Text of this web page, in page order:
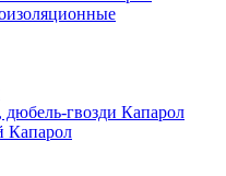
гвозди Капарол
Капарол